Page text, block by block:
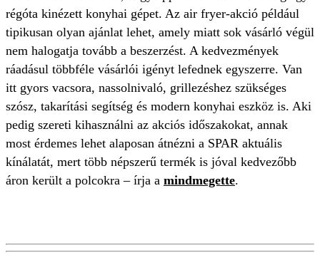
régóta kinézett konyhai gépet. Az air fryer-akció például
tipikusan olyan ajánlat lehet, amely miatt sok vásárló végül
nem halogatja tovább a beszerzést. A kedvezmények
ráadásul többféle vásárlói igényt lefednek egyszerre. Van
itt gyors vacsora, nassolnivaló, grillezéshez szükséges
szósz, takarítási segítség és modern konyhai eszköz is. Aki
pedig szereti kihasználni az akciós időszakokat, annak
most érdemes lehet alaposan átnézni a SPAR aktuális
kínálatát, mert több népszerű termék is jóval kedvezőbb
áron került a polcokra – írja a mindmegette.